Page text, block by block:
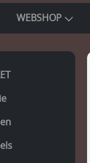
WEBSHOP